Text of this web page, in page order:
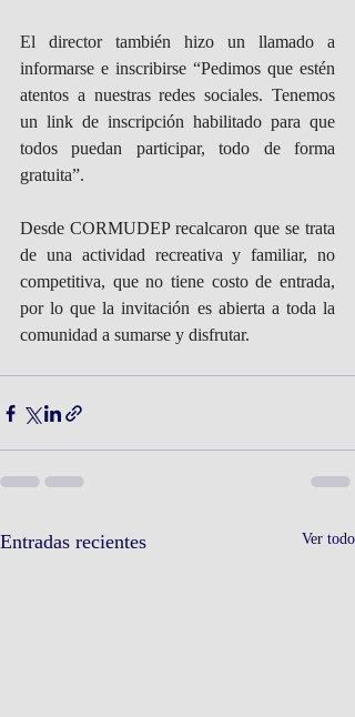
El director también hizo un llamado a
informarse e inscribirse “Pedimos que estén
atentos a nuestras redes sociales. Tenemos
un link de inscripción habilitado para que
todos puedan participar, todo de forma
gratuita”.
Desde CORMUDEP recalcaron que se trata
de una actividad recreativa y familiar, no
competitiva, que no tiene costo de entrada,
por lo que la invitación es abierta a toda la
comunidad a sumarse y disfrutar.
Entradas recientes Ver todo